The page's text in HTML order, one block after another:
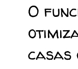
O
casas